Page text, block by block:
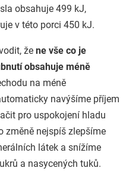
obsahuje 499 kJ,
v této porci 450 kJ.
že ne vše co je
obsahuje méně
na méně
navýšíme příjem
pro uspokojení hladu
změně nejspíš zlepšíme
látek a snížíme
a nasycených tuků.